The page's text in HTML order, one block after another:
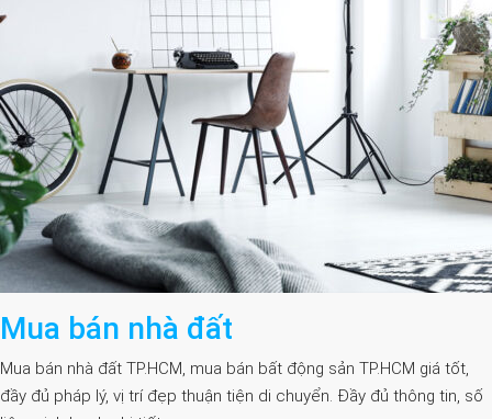
Mua bán nhà đất
Mua bán nhà đất TP.HCM, mua bán bất động sản TP.HCM giá tốt,
đầy đủ pháp lý, vị trí đẹp thuận tiện di chuyển. Đầy đủ thông tin, số